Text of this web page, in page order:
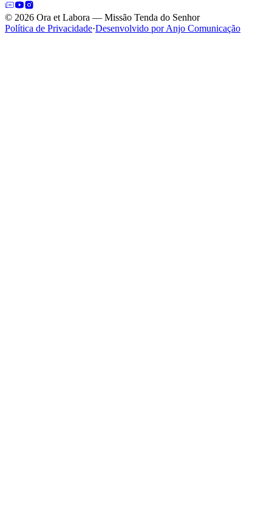
© 2026 Ora et Labora — Missão Tenda do Senhor
Política de Privacidade·Desenvolvido por Anjo Comunicação